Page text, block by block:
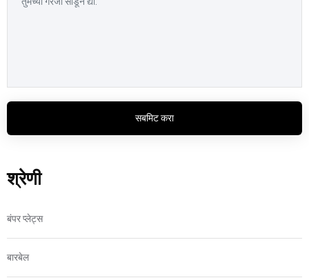
सबमिट करा
श्रेणी
बंपर प्लेट्स
बारबेल